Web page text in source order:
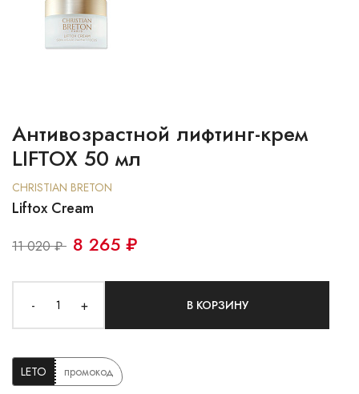
Антивозрастной лифтинг-крем
LIFTOX 50 мл
CHRISTIAN BRETON
Liftox Cream
11 020 ₽ 8 265 ₽
- + В КОРЗИНУ
LETO промокод